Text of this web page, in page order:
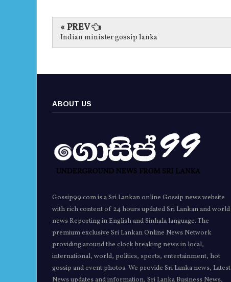
« PREV
Indian minister gossip lanka
ABOUT US
Gossip99.com is a Sri Lankan online Gossip news website
with rich content of 24 hours updated Sri Lankan and world
news Reporting in English and Sinhala language. The
premium exclusive Sri Lankan Online News Network
providing around the clock breaking news in local,
international, world, politics, sports, entertainment, hot
gossip and event photos. We provide Sri Lanka news, Latest
News updates and information, Sri Lanka Business News,